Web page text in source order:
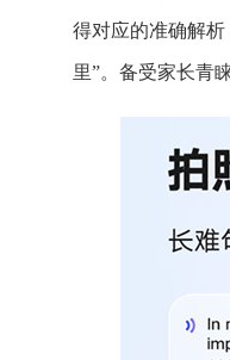
得对应的准确解
里”。备受家长青